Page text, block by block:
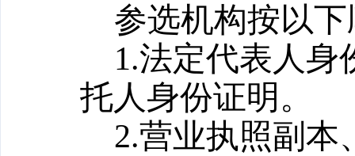
参选机构按以
1.法定代表人身
托人身份证明。
2.营业执照副本